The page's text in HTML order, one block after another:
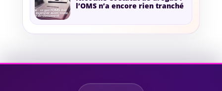
l’OMS n’a encore rien tranché